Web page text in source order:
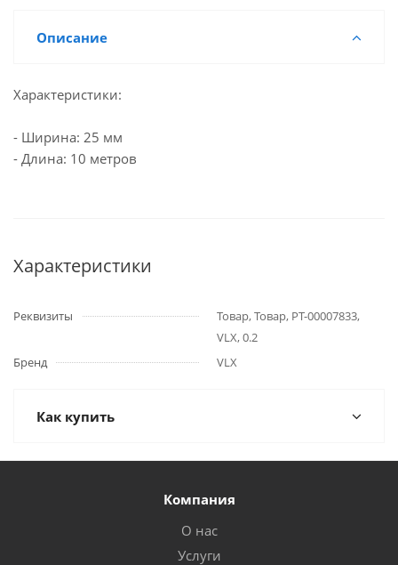
Описание
Характеристики:
- Ширина: 25 мм
- Длина: 10 метров
Характеристики
Реквизиты
Товар, Товар, РТ-00007833,
VLX, 0.2
Бренд
VLX
Как купить
Компания
О нас
Услуги